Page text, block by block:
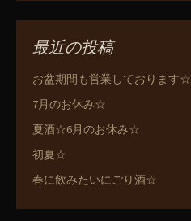
最近の投稿
お盆期間も営業しております☆
7月のお休み☆
夏酒☆6月のお休み☆
初夏☆
春に飲みたいにごり酒☆